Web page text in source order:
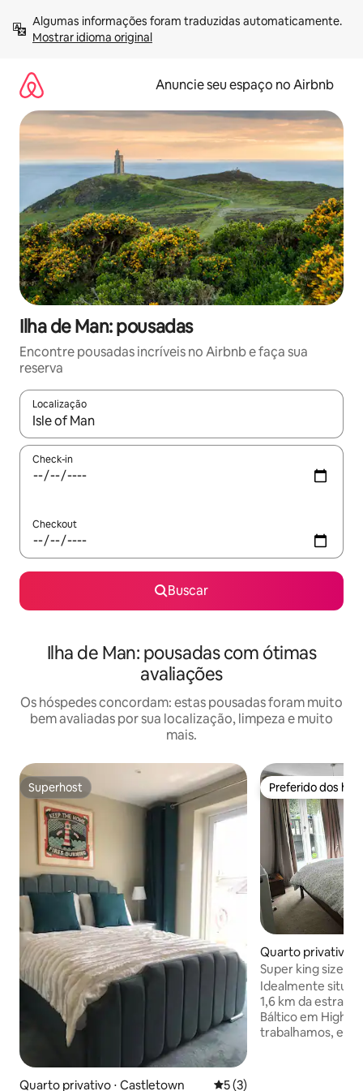
para
Mostrar idioma original
Anuncie seu espaço no Airbnb
Ilha de Man: pousadas
Encontre pousadas incríveis no Airbnb e faça sua
reserva
Localização
Quando os resultados estiverem disponíveis, explore-os
Check-in
Checkout
Buscar
Ilha de Man: pousadas com ótimas
avaliações
Os hóspedes concordam: estas pousadas foram muito
bem avaliadas por sua localização, limpeza e muito
mais.
Superhost
Superhost
Quarto privativo ⋅ Castletown 5 de uma avaliação média
5 (3)
Preferido dos
Preferido dos
Quarto privativo ⋅
Super king size
Idealmente
1,6 km da estrada
Báltico em Higher
trabalhamos,